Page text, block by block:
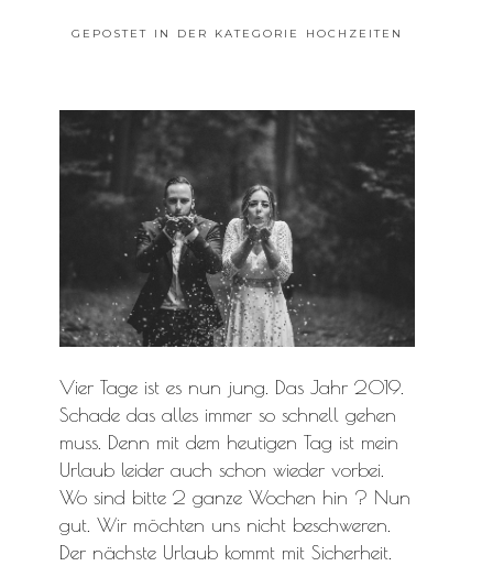
GEPOSTET IN DER KATEGORIE HOCHZEITEN
Vier Tage ist es nun jung. Das Jahr 2019.
Schade das alles immer so schnell gehen
muss. Denn mit dem heutigen Tag ist mein
Urlaub leider auch schon wieder vorbei.
Wo sind bitte 2 ganze Wochen hin ? Nun
gut. Wir möchten uns nicht beschweren.
Der nächste Urlaub kommt mit Sicherheit.